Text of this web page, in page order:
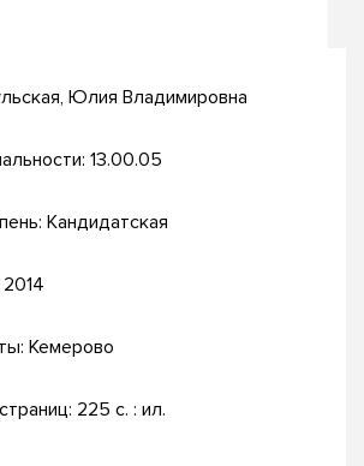
Юлия Владимировна
13.00.05
Кандидатская
2014
Кемерово
225 с. : ил.